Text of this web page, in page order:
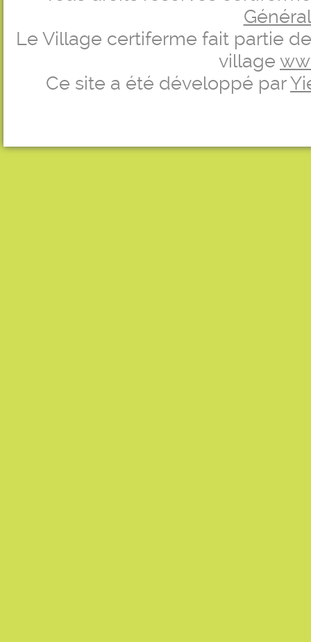
Le Village certiferme fait partie
village
Ce site a été développé par